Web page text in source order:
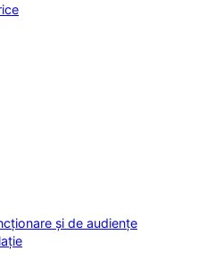
și de audiențe